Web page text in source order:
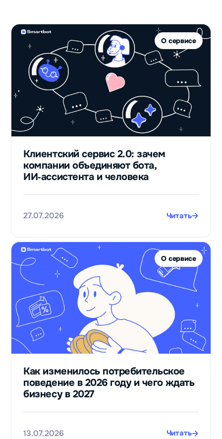
О сервисе
Клиентский сервис 2.0: зачем
компании объединяют бота,
ИИ‑ассистента и человека
27.07.2026 Читать
О сервисе
Как изменилось потребительское
поведение в 2026 году и чего ждать
бизнесу в 2027
13.07.2026 Читать